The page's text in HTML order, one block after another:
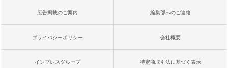
広告掲載のご案内 編集部へのご連絡
プライバシーポリシー 会社概要
インプレスグループ 特定商取引法に基づく表示